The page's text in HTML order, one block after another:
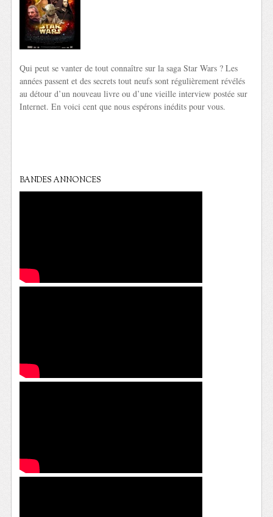
Qui peut se vanter de tout connaître sur la saga Star Wars ? Les
années passent et des secrets tout neufs sont régulièrement révélés
au détour d’un nouveau livre ou d’une vieille interview postée sur
Internet. En voici cent que nous espérons inédits pour vous.
BANDES ANNONCES